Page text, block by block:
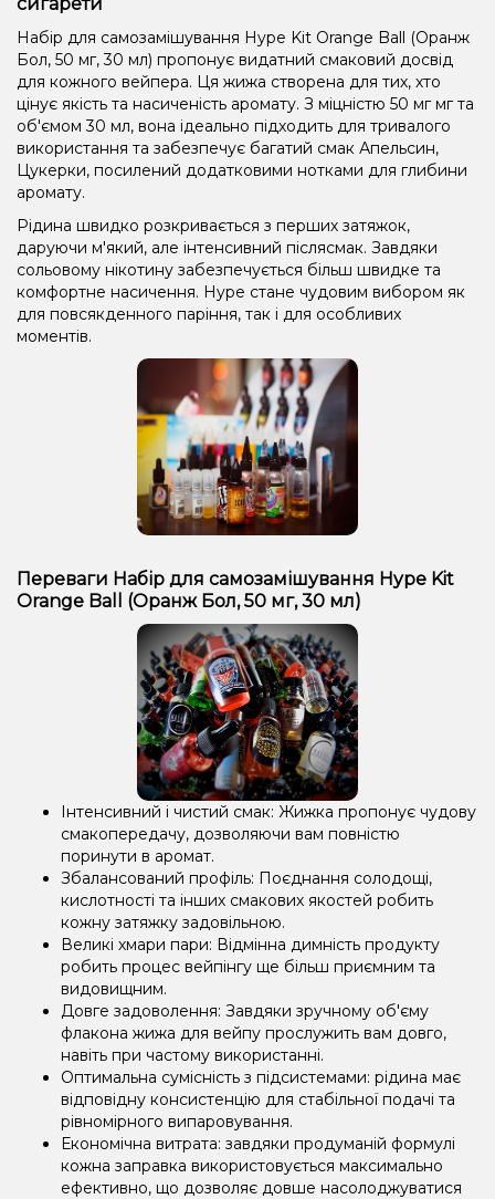
Набір для самозамішування Hype Kit Orange Ball (Оранж
Бол, 50 мг, 30 мл) пропонує видатний смаковий досвід
для кожного вейпера. Ця жижа створена для тих, хто
цінує якість та насиченість аромату. З міцністю 50 мг мг та
об'ємом 30 мл, вона ідеально підходить для тривалого
використання та забезпечує багатий смак Апельсин,
Цукерки, посилений додатковими нотками для глибини
аромату.
Рідина швидко розкривається з перших затяжок,
даруючи м'який, але інтенсивний післясмак. Завдяки
сольовому нікотину забезпечується більш швидке та
комфортне насичення. Hype стане чудовим вибором як
для повсякденного паріння, так і для особливих
моментів.
Переваги Набір для самозамішування Hype Kit
Orange Ball (Оранж Бол, 50 мг, 30 мл)
Інтенсивний і чистий смак: Жижка пропонує чудову
смакопередачу, дозволяючи вам повністю
поринути в аромат.
Збалансований профіль: Поєднання солодощі,
кислотності та інших смакових якостей робить
кожну затяжку задовільною.
Великі хмари пари: Відмінна димність продукту
робить процес вейпінгу ще більш приємним та
видовищним.
Довге задоволення: Завдяки зручному об'єму
флакона жижа для вейпу прослужить вам довго,
навіть при частому використанні.
Оптимальна сумісність з підсистемами: рідина має
відповідну консистенцію для стабільної подачі та
рівномірного випаровування.
Економічна витрата: завдяки продуманій формулі
кожна заправка використовується максимально
ефективно, що дозволяє довше насолоджуватися